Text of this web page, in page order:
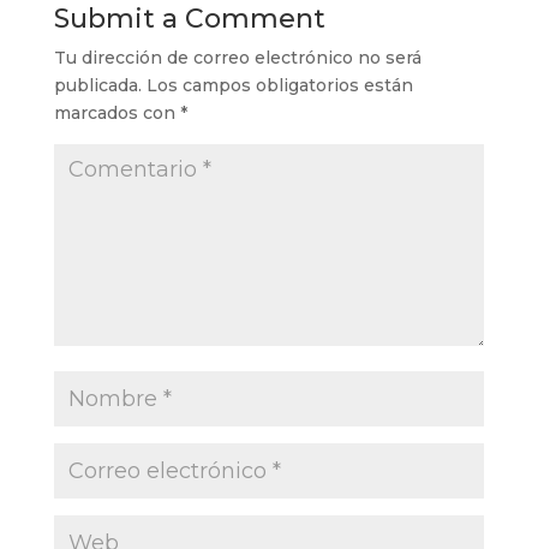
Submit a Comment
Tu dirección de correo electrónico no será
publicada. Los campos obligatorios están
marcados con *